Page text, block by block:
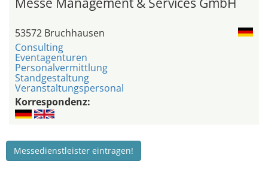
53572 Bruchhausen
Consulting
Eventagenturen
Personalvermittlung
Standgestaltung
Veranstaltungspersonal
Korrespondenz:
Messedienstleister eintragen!